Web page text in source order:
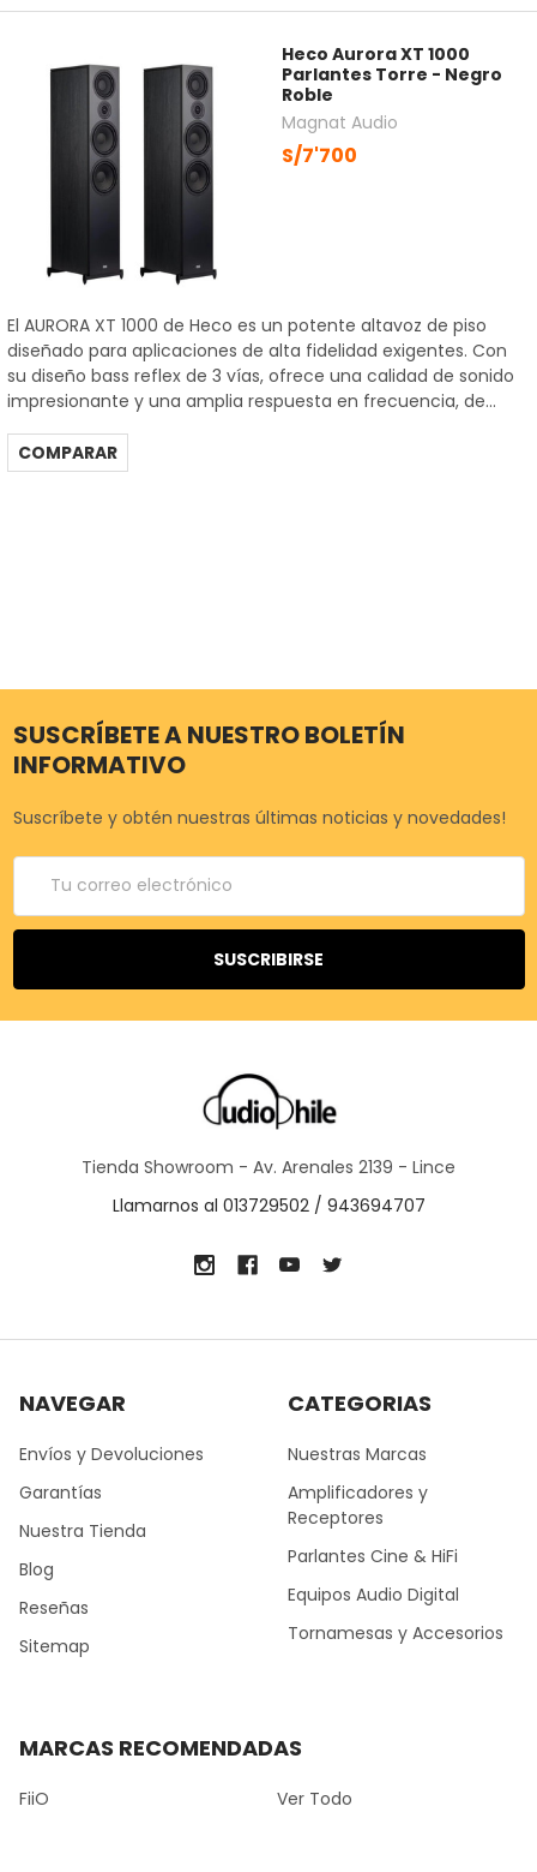
Heco Aurora XT 1000
Parlantes Torre - Negro
Roble
Magnat Audio
S/7'700
El AURORA XT 1000 de Heco es un potente altavoz de piso
diseñado para aplicaciones de alta fidelidad exigentes. Con
su diseño bass reflex de 3 vías, ofrece una calidad de sonido
impresionante y una amplia respuesta en frecuencia, de...
COMPARAR
SUSCRÍBETE A NUESTRO BOLETÍN
INFORMATIVO
Suscríbete y obtén nuestras últimas noticias y novedades!
Correo
electrónico
Tienda Showroom - Av. Arenales 2139 - Lince
Llamarnos al 013729502 / 943694707
NAVEGAR
Envíos y Devoluciones
Garantías
Nuestra Tienda
Blog
Reseñas
Sitemap
CATEGORIAS
Nuestras Marcas
Amplificadores y
Receptores
Parlantes Cine & HiFi
Equipos Audio Digital
Tornamesas y Accesorios
MARCAS RECOMENDADAS
FiiO Ver Todo